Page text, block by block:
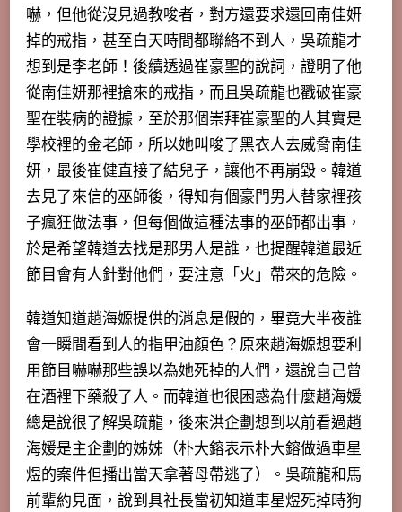
嚇，但他從沒見過教唆者，對方還要求還回南佳妍
掉的戒指，甚至白天時間都聯絡不到人，吳疏龍才
想到是李老師！後續透過崔豪聖的說詞，證明了他
從南佳妍那裡搶來的戒指，而且吳疏龍也戳破崔豪
聖在裝病的證據，至於那個崇拜崔豪聖的人其實是
學校裡的金老師，所以她叫唆了黑衣人去威脅南佳
妍，最後崔健直接了結兒子，讓他不再崩毀。韓道
去見了來信的巫師後，得知有個豪門男人替家裡孩
子瘋狂做法事，但每個做這種法事的巫師都出事，
於是希望韓道去找是那男人是誰，也提醒韓道最近
節目會有人針對他們，要注意「火」帶來的危險。
韓道知道趙海嫄提供的消息是假的，畢竟大半夜誰
會一瞬間看到人的指甲油顏色？原來趙海嫄想要利
用節目嚇嚇那些誤以為她死掉的人們，還說自己曾
在酒裡下藥殺了人。而韓道也很困惑為什麼趙海媛
總是說很了解吳疏龍，後來洪企劃想到以前看過趙
海媛是主企劃的姊姊（朴大鎔表示朴大鎔做過車星
煜的案件但播出當天拿著母帶逃了）。吳疏龍和馬
前輩約見面，說到具社長當初知道車星煜死掉時狗